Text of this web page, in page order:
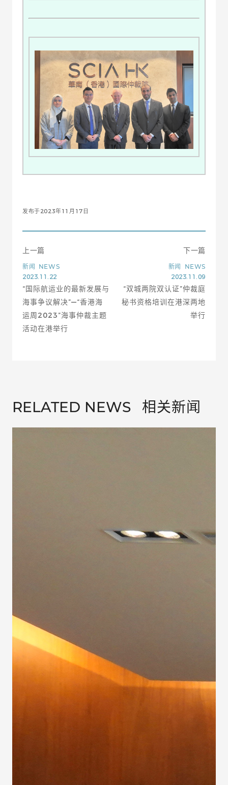
发布于2023年11月17日
上一篇
新闻 NEWS
2023.11.22
“国际航运业的最新发展与
海事争议解决”—“香港海
运周2023”海事仲裁主题
活动在港举行
下一篇
新闻
NEWS
2023.11.09
“双城两院双认证”仲裁庭
秘书资格培训在港深两地
举行
RELATED NEWS 相关新闻